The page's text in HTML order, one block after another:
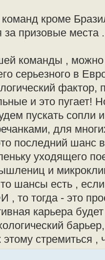
кроме
за призовые места
команды ,
серьезного в
и это пугает!
пускать сопли
для
последний шанс
уходящего
и
шансы есть ,
, то тогда - это
карьера
этому стремиться